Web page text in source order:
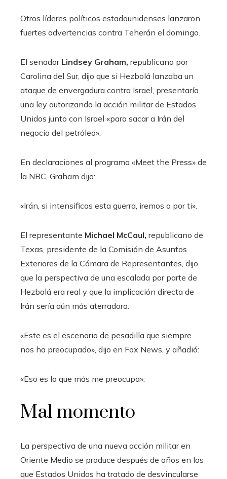
Otros líderes políticos estadounidenses lanzaron
fuertes advertencias contra Teherán el domingo.
El senador Lindsey Graham, republicano por
Carolina del Sur, dijo que si Hezbolá lanzaba un
ataque de envergadura contra Israel, presentaría
una ley autorizando la acción militar de Estados
Unidos junto con Israel «para sacar a Irán del
negocio del petróleo».
En declaraciones al programa «Meet the Press» de
la NBC, Graham dijo:
«Irán, si intensificas esta guerra, iremos a por ti».
El representante Michael McCaul, republicano de
Texas, presidente de la Comisión de Asuntos
Exteriores de la Cámara de Representantes, dijo
que la perspectiva de una escalada por parte de
Hezbolá era real y que la implicación directa de
Irán sería aún más aterradora.
«Este es el escenario de pesadilla que siempre
nos ha preocupado», dijo en Fox News, y añadió:
«Eso es lo que más me preocupa».
Mal momento
La perspectiva de una nueva acción militar en
Oriente Medio se produce después de años en los
que Estados Unidos ha tratado de desvincularse